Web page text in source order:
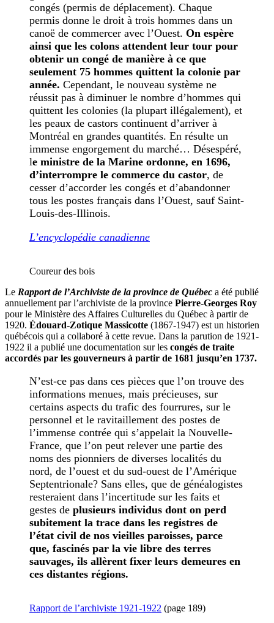
congés (permis de déplacement). Chaque
permis donne le droit à trois hommes dans un
canoë de commercer avec l’Ouest. On espère
ainsi que les colons attendent leur tour pour
obtenir un congé de manière à ce que
seulement 75 hommes quittent la colonie par
année. Cependant, le nouveau système ne
réussit pas à diminuer le nombre d’hommes qui
quittent les colonies (la plupart illégalement), et
les peaux de castors continuent d’arriver à
Montréal en grandes quantités. En résulte un
immense engorgement du marché… Désespéré,
le ministre de la Marine ordonne, en 1696,
d’interrompre le commerce du castor, de
cesser d’accorder les congés et d’abandonner
tous les postes français dans l’Ouest, sauf Saint-
Louis-des-Illinois.
L’encyclopédie canadienne
Coureur des bois
Le Rapport de l’Archiviste de la province de Québec a été publié
annuellement par l’archiviste de la province Pierre-Georges Roy
pour le Ministère des Affaires Culturelles du Québec à partir de
1920. Édouard-Zotique Massicotte (1867-1947) est un historien
québécois qui a collaboré à cette revue. Dans la parution de 1921-
1922 il a publié une documentation sur les congés de traite
accordés par les gouverneurs à partir de 1681 jusqu’en 1737.
N’est-ce pas dans ces pièces que l’on trouve des
informations menues, mais précieuses, sur
certains aspects du trafic des fourrures, sur le
personnel et le ravitaillement des postes de
l’immense contrée qui s’appelait la Nouvelle-
France, que l’on peut relever une partie des
noms des pionniers de diverses localités du
nord, de l’ouest et du sud-ouest de l’Amérique
Septentrionale? Sans elles, que de généalogistes
resteraient dans l’incertitude sur les faits et
gestes de plusieurs individus dont on perd
subitement la trace dans les registres de
l’état civil de nos vieilles paroisses, parce
que, fascinés par la vie libre des terres
sauvages, ils allèrent fixer leurs demeures en
ces distantes régions.
Rapport de l’archiviste 1921-1922 (page 189)